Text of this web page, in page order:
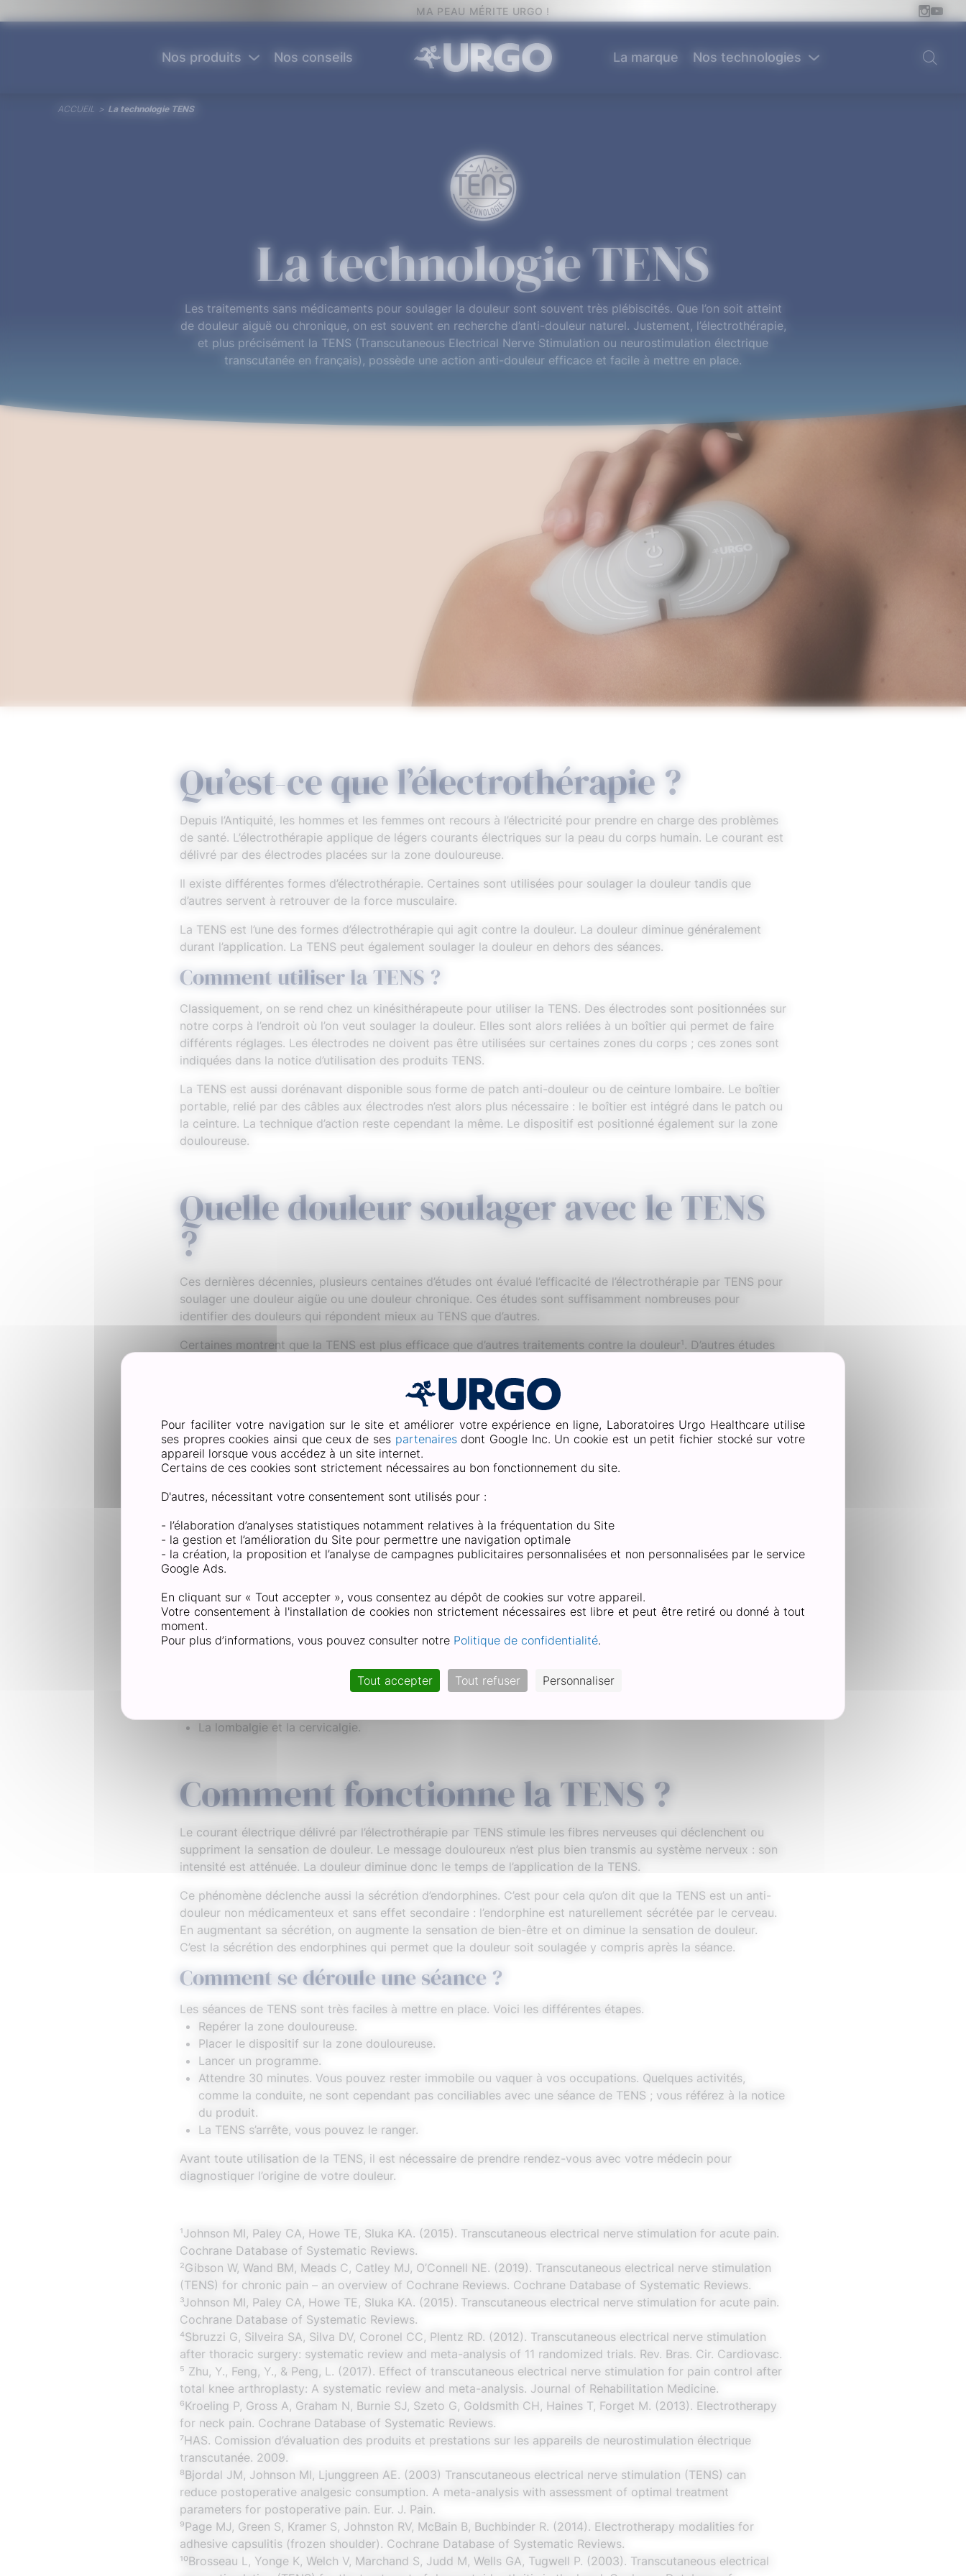
MA PEAU MÉRITE URGO !
Nos produits Nos conseils La marque Nos technologies
ACCUEIL > La technologie TENS
La technologie TENS
Les traitements sans médicaments pour soulager la douleur sont souvent très plébiscités. Que l’on soit atteint
de douleur aiguë ou chronique, on est souvent en recherche d’anti-douleur naturel. Justement, l’électrothérapie,
et plus précisément la TENS (Transcutaneous Electrical Nerve Stimulation ou neurostimulation électrique
transcutanée en français), possède une action anti-douleur efficace et facile à mettre en place.
Qu’est-ce que l’électrothérapie ?
Depuis l’Antiquité, les hommes et les femmes ont recours à l’électricité pour prendre en charge des problèmes
de santé. L’électrothérapie applique de légers courants électriques sur la peau du corps humain. Le courant est
délivré par des électrodes placées sur la zone douloureuse.
Il existe différentes formes d’électrothérapie. Certaines sont utilisées pour soulager la douleur tandis que
d’autres servent à retrouver de la force musculaire.
La TENS est l’une des formes d’électrothérapie qui agit contre la douleur. La douleur diminue généralement
durant l’application. La TENS peut également soulager la douleur en dehors des séances.
Comment utiliser la TENS ?
Classiquement, on se rend chez un kinésithérapeute pour utiliser la TENS. Des électrodes sont positionnées sur
notre corps à l’endroit où l’on veut soulager la douleur. Elles sont alors reliées à un boîtier qui permet de faire
différents réglages. Les électrodes ne doivent pas être utilisées sur certaines zones du corps ; ces zones sont
indiquées dans la notice d’utilisation des produits TENS.
La TENS est aussi dorénavant disponible sous forme de patch anti-douleur ou de ceinture lombaire. Le boîtier
portable, relié par des câbles aux électrodes n’est alors plus nécessaire : le boîtier est intégré dans le patch ou
la ceinture. La technique d’action reste cependant la même. Le dispositif est positionné également sur la zone
douloureuse.
Quelle douleur soulager avec le TENS
?
Ces dernières décennies, plusieurs centaines d’études ont évalué l’efficacité de l’électrothérapie par TENS pour
soulager une douleur aigüe ou une douleur chronique. Ces études sont suffisamment nombreuses pour
identifier des douleurs qui répondent mieux au TENS que d’autres.
Certaines montrent que la TENS est plus efficace que d’autres traitements contre la douleur¹. D’autres études
Soulager la douleur aigüe
La TENS est efficace contre les douleurs aigües³. Ce sont les douleurs qui durent quelques jours ou semaines.
Les douleurs post-traumatiques. Celles qui surviennent après un accident, comme une entorse. Dans ce
contexte, un avis médical est nécessaire.
Les douleurs articulaires et douleurs musculaires : douleur au coude, talon, main, épaules, tendinite, arthrite,
déchirure musculaire. Elles peuvent survenir après la pratique d’un sport ou d’une activité répétitive ou
La lombalgie aiguë : mal de dos.
Les douleurs au cou⁶ : cervicalgies. Lorsque la TENS est appliquée sous forme de patch, il peut s’appliquer
sur l’arrière du cou, mais pas sur les côtés.
Soulager la douleur chronique
Une douleur est chronique si elle dure plus de 3 mois.
Les preuves disponibles à ce jour de l’effet de la TENS sur les douleurs chroniques sont encore faibles, mais
La TENS est tout de même testée et utilisée pour ces pathologies.
Les douleurs articulaires : arthrose², arthrite etc.
La lombalgie et la cervicalgie.
Comment fonctionne la TENS ?
Le courant électrique délivré par l’électrothérapie par TENS stimule les fibres nerveuses qui déclenchent ou
suppriment la sensation de douleur. Le message douloureux n’est plus bien transmis au système nerveux : son
intensité est atténuée. La douleur diminue donc le temps de l’application de la TENS.
Ce phénomène déclenche aussi la sécrétion d’endorphines. C’est pour cela qu’on dit que la TENS est un anti-
douleur non médicamenteux et sans effet secondaire : l’endorphine est naturellement sécrétée par le cerveau.
En augmentant sa sécrétion, on augmente la sensation de bien-être et on diminue la sensation de douleur.
C’est la sécrétion des endorphines qui permet que la douleur soit soulagée y compris après la séance.
Comment se déroule une séance ?
Les séances de TENS sont très faciles à mettre en place. Voici les différentes étapes.
Repérer la zone douloureuse.
Placer le dispositif sur la zone douloureuse.
Lancer un programme.
Attendre 30 minutes. Vous pouvez rester immobile ou vaquer à vos occupations. Quelques activités,
comme la conduite, ne sont cependant pas conciliables avec une séance de TENS ; vous référez à la notice
du produit.
La TENS s’arrête, vous pouvez le ranger.
Avant toute utilisation de la TENS, il est nécessaire de prendre rendez-vous avec votre médecin pour
diagnostiquer l’origine de votre douleur.
¹Johnson MI, Paley CA, Howe TE, Sluka KA. (2015). Transcutaneous electrical nerve stimulation for acute pain.
Cochrane Database of Systematic Reviews.
²Gibson W, Wand BM, Meads C, Catley MJ, O’Connell NE. (2019). Transcutaneous electrical nerve stimulation
(TENS) for chronic pain – an overview of Cochrane Reviews. Cochrane Database of Systematic Reviews.
³Johnson MI, Paley CA, Howe TE, Sluka KA. (2015). Transcutaneous electrical nerve stimulation for acute pain.
Cochrane Database of Systematic Reviews.
⁴Sbruzzi G, Silveira SA, Silva DV, Coronel CC, Plentz RD. (2012). Transcutaneous electrical nerve stimulation
after thoracic surgery: systematic review and meta-analysis of 11 randomized trials. Rev. Bras. Cir. Cardiovasc.
⁵ Zhu, Y., Feng, Y., & Peng, L. (2017). Effect of transcutaneous electrical nerve stimulation for pain control after
total knee arthroplasty: A systematic review and meta-analysis. Journal of Rehabilitation Medicine.
⁶Kroeling P, Gross A, Graham N, Burnie SJ, Szeto G, Goldsmith CH, Haines T, Forget M. (2013). Electrotherapy
for neck pain. Cochrane Database of Systematic Reviews.
⁷HAS. Comission d’évaluation des produits et prestations sur les appareils de neurostimulation électrique
transcutanée. 2009.
⁸Bjordal JM, Johnson MI, Ljunggreen AE. (2003) Transcutaneous electrical nerve stimulation (TENS) can
reduce postoperative analgesic consumption. A meta-analysis with assessment of optimal treatment
parameters for postoperative pain. Eur. J. Pain.
⁹Page MJ, Green S, Kramer S, Johnston RV, McBain B, Buchbinder R. (2014). Electrotherapy modalities for
adhesive capsulitis (frozen shoulder). Cochrane Database of Systematic Reviews.
¹⁰Brosseau L, Yonge K, Welch V, Marchand S, Judd M, Wells GA, Tugwell P. (2003). Transcutaneous electrical
Pour faciliter votre navigation sur le site et améliorer votre expérience en ligne, Laboratoires Urgo Healthcare utilise
ses propres cookies ainsi que ceux de ses partenairesdont Google Inc. Un cookie est un petit fichier stocké sur votre
appareil lorsque vous accédez à un site internet.
Certains de ces cookies sont strictement nécessaires au bon fonctionnement du site.
D'autres, nécessitant votre consentement sont utilisés pour :
- l’élaboration d’analyses statistiques notamment relatives à la fréquentation du Site
- la gestion et l’amélioration du Site pour permettre une navigation optimale
- la création, la proposition et l’analyse de campagnes publicitaires personnalisées et non personnalisées par le service
Google Ads.
En cliquant sur « Tout accepter », vous consentez au dépôt de cookies sur votre appareil.
Votre consentement à l'installation de cookies non strictement nécessaires est libre et peut être retiré ou donné à tout
moment.
Pour plus d’informations, vous pouvez consulter notre Politique de confidentialité.
Tout accepter Tout refuser Personnaliser